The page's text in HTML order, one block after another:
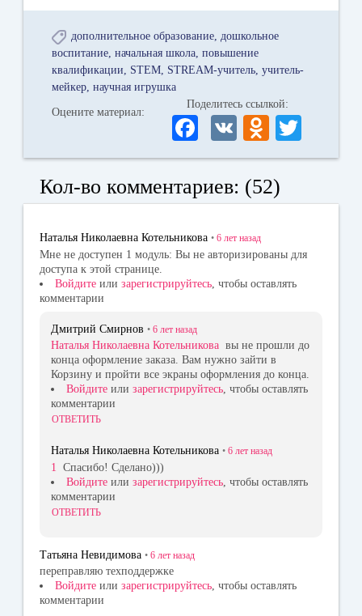
дополнительное образование дошкольное
воспитание начальная школа повышение
квалификации
STEM STREAM-учитель учитель-
мейкер научная игрушка
Оцените материал:
Поделитесь ссылкой:
Fa
ce
bo
ok
V
K
O
dn
ok
la
ni
ki
wi
r
Кол-во комментариев: (52)
Наталья Николаевна Котельникова • 6 лет назад
Мне не доступен 1 модуль: Вы не авторизированы для
доступа к этой странице.
Войдите или зарегистрируйтесь , чтобы оставлять
комментарии
Дмитрий Смирнов • 6 лет назад
Наталья Николаевна Котельникова вы не прошли до
конца оформление заказа. Вам нужно зайти в
Корзину и пройти все экраны оформления до конца.
Войдите или зарегистрируйтесь, чтобы оставлять
комментарии
ОТВЕТИТЬ
Наталья Николаевна Котельникова • 6 лет назад
1
Спасибо! Сделано)))
Войдите или зарегистрируйтесь , чтобы оставлять
комментарии
ОТВЕТИТЬ
Татьяна Невидимова • 6 лет назад
переправляю техподдержке
Войдите или зарегистрируйтесь, чтобы оставлять
комментарии